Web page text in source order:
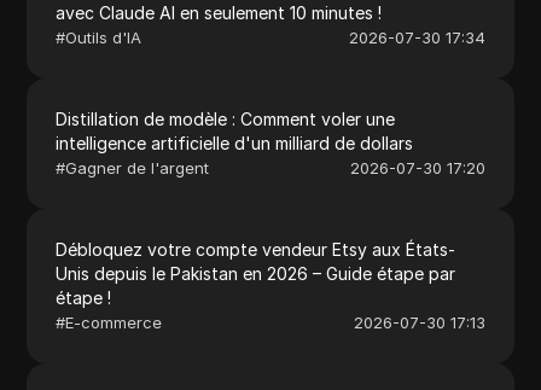
avec Claude AI en seulement 10 minutes !
#Outils d'IA 2026-07-30 17:34
Distillation de modèle : Comment voler une
intelligence artificielle d'un milliard de dollars
#Gagner de l'argent 2026-07-30 17:20
Débloquez votre compte vendeur Etsy aux États-
Unis depuis le Pakistan en 2026 – Guide étape par
étape !
#E-commerce 2026-07-30 17:13